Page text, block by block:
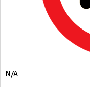
N/A